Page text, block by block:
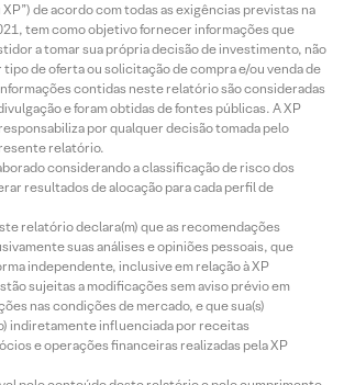
de acordo com todas as exigências previstas na
tem como objetivo fornecer informações que
a tomar sua própria decisão de investimento, não
de oferta ou solicitação de compra e/ou venda de
contidas neste relatório são consideradas
e foram obtidas de fontes públicas. A XP
por qualquer decisão tomada pelo
relatório.
considerando a classificação de risco dos
resultados de alocação para cada perfil de
relatório declara(m) que as recomendações
suas análises e opiniões pessoais, que
independente, inclusive em relação à XP
sujeitas a modificações sem aviso prévio em
nas condições de mercado, e que sua(s)
indiretamente influenciada por receitas
e operações financeiras realizadas pela XP